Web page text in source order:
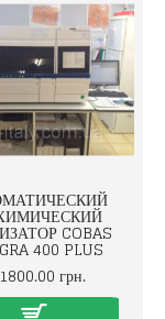
COBAS
400 PLUS
грн.